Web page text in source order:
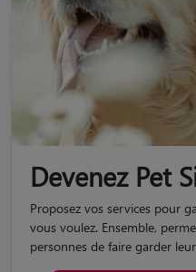
Devenez Pet
Proposez vos services pour
vous voulez. Ensemble,
personnes de faire garder